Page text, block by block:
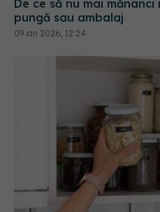
De ce să nu mai
pungă sau ambalaj
09 ian 2026, 12:24